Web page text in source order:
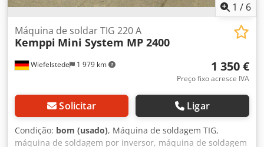
1 / 6
Wiefelstede 1 979 km
Máquina de soldar TIG 220 A
Kemppi Mini System MP 2400
1 350 €
Preço fixo acresce IVA
Solicitar Ligar
Condição: bom (usado), Máquina de soldagem TIG,
máquina de soldagem por inversor, máquina de soldagem